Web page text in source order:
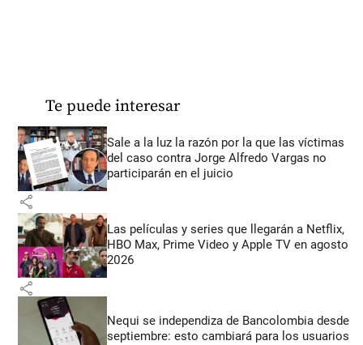
Te puede interesar
Sale a la luz la razón por la que las víctimas
del caso contra Jorge Alfredo Vargas no
participarán en el juicio
share
Las películas y series que llegarán a Netflix,
HBO Max, Prime Video y Apple TV en agosto
2026
share
Nequi se independiza de Bancolombia desde
septiembre: esto cambiará para los usuarios